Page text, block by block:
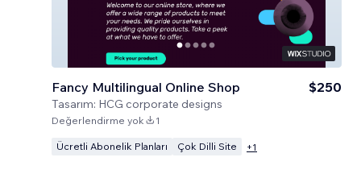
Fancy Multilingual Online Shop
Tasarım: HCG corporate designs
$250
Değerlendirme yok 1
Ücretli Abonelik Planları Çok Dilli Site +1